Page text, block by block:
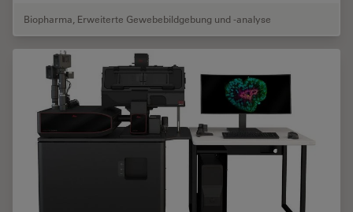
Biopharma Erweiterte Gewebebildgebung und -analyse